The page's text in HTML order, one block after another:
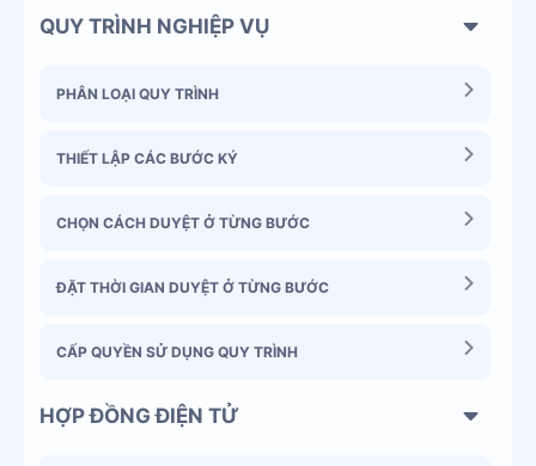
QUY TRÌNH NGHIỆP VỤ
PHÂN LOẠI QUY TRÌNH
THIẾT LẬP CÁC BƯỚC KÝ
CHỌN CÁCH DUYỆT Ở TỪNG BƯỚC
ĐẶT THỜI GIAN DUYỆT Ở TỪNG BƯỚC
CẤP QUYỀN SỬ DỤNG QUY TRÌNH
HỢP ĐỒNG ĐIỆN TỬ